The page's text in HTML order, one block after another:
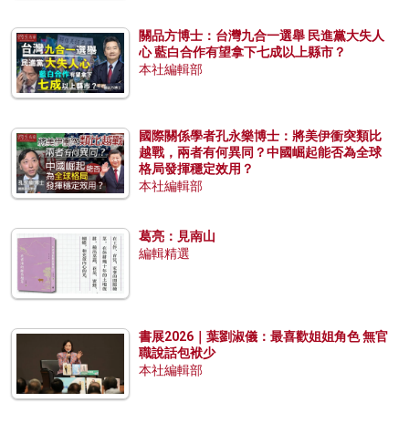
關品方博士：台灣九合一選舉 民進黨大失人
心 藍白合作有望拿下七成以上縣市？
本社編輯部
國際關係學者孔永樂博士：將美伊衝突類比
越戰，兩者有何異同？中國崛起能否為全球
格局發揮穩定效用？
本社編輯部
葛亮：見南山
編輯精選
書展2026｜葉劉淑儀：最喜歡姐姐角色 無官
職說話包袱少
本社編輯部